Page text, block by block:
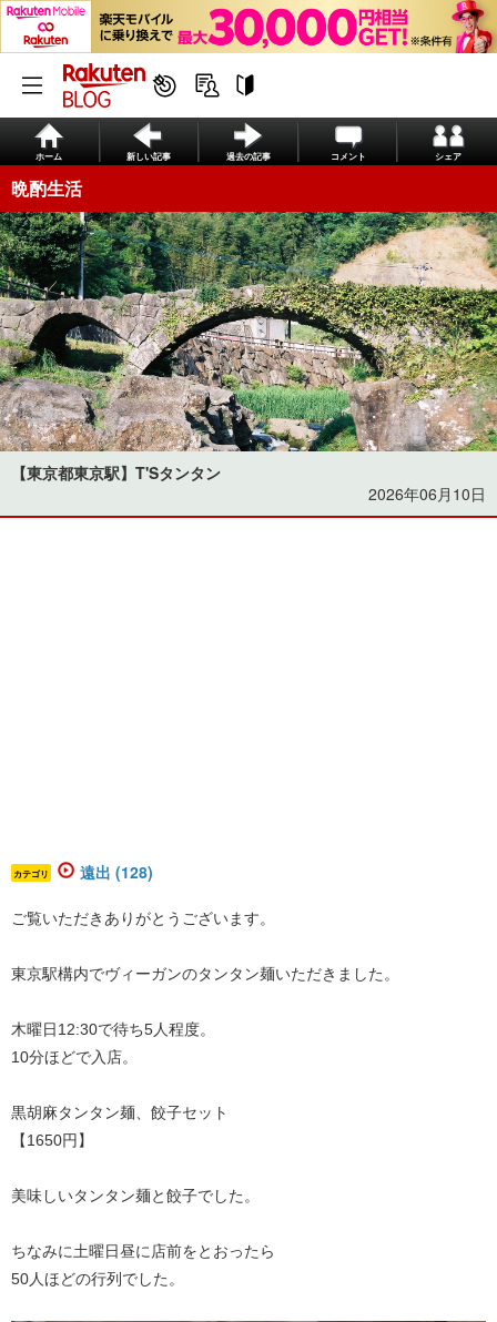
ホーム 新しい記事 過去の記事 コメント シェア
晩酌生活
【東京都東京駅】T'Sタンタン
2026年06月10日
カテゴリ 遠出 (128)
ご覧いただきありがとうございます。
東京駅構内でヴィーガンのタンタン麺いただきました。
木曜日12:30で待ち5人程度。
10分ほどで入店。
黒胡麻タンタン麺、餃子セット
【1650円】
美味しいタンタン麺と餃子でした。
ちなみに土曜日昼に店前をとおったら
50人ほどの行列でした。